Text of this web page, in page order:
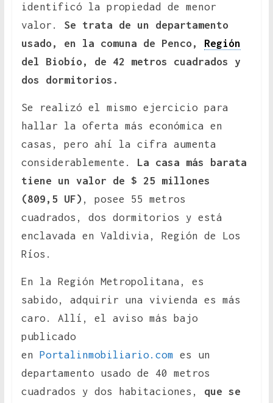
identificó la propiedad de menor
valor.
Se trata de un departamento
usado, en la comuna de Penco, Región
del Biobío, de 42 metros cuadrados y
dos dormitorios.
Se realizó el mismo ejercicio para
hallar la oferta más económica en
casas, pero ahí la cifra aumenta
considerablemente. La casa más barata
tiene un valor de $ 25 millones
(809,5 UF) , posee 55 metros
cuadrados, dos dormitorios y está
enclavada en Valdivia, Región de Los
Ríos.
En la Región Metropolitana, es
sabido, adquirir una vivienda es más
caro. Allí, el aviso más bajo
publicado
en Portalinmobiliario.com es un
departamento usado de 40 metros
cuadrados y dos habitaciones, que se